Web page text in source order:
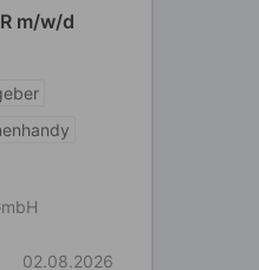
m/w/d
02.08.2026